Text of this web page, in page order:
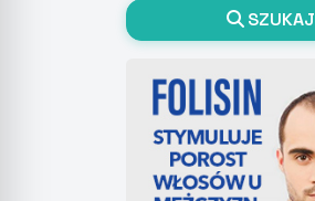
SZUKAJ